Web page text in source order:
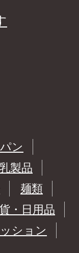
ン
製品
麺類
・日用品
ション